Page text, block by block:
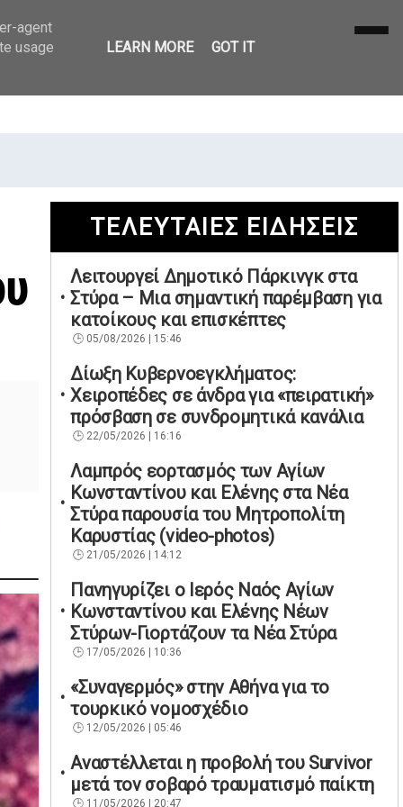
ΤΕΛΕΥΤΑΙΕΣ ΕΙΔΗΣΕΙΣ
Λειτουργεί Δημοτικό Πάρκινγκ στα
Στύρα – Μια σημαντική παρέμβαση για
κατοίκους και επισκέπτες
05/08/2026 | 15:46
Δίωξη Κυβερνοεγκλήματος:
Χειροπέδες σε άνδρα για «πειρατική»
πρόσβαση σε συνδρομητικά κανάλια
22/05/2026 | 16:16
Λαμπρός εορτασμός των Αγίων
Κωνσταντίνου και Ελένης στα Νέα
Στύρα παρουσία του Μητροπολίτη
Καρυστίας (video-photos)
21/05/2026 | 14:12
Πανηγυρίζει ο Ιερός Ναός Αγίων
Κωνσταντίνου και Ελένης Νέων
Στύρων-Γιορτάζουν τα Νέα Στύρα
17/05/2026 | 10:36
«Συναγερμός» στην Αθήνα για το
τουρκικό νομοσχέδιο
12/05/2026 | 05:46
Αναστέλλεται η προβολή του Survivor
μετά τον σοβαρό τραυματισμό παίκτη
11/05/2026 | 20:47
agent
usage
LEARN MORE GOT IT